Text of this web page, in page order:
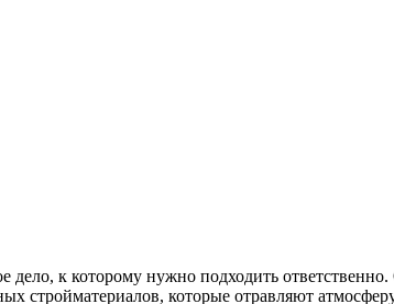
дело, к которому нужно подходить
стройматериалов, которые отравляют